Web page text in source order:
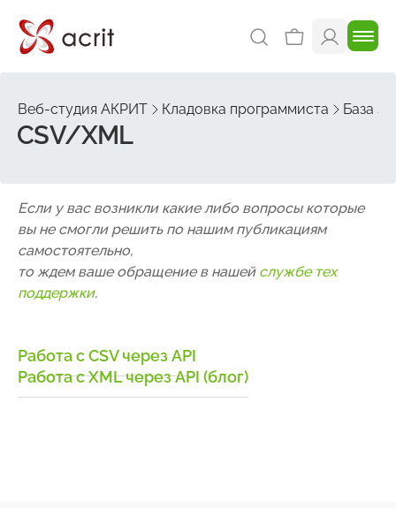
Веб-студия АКРИТ Кладовка программиста База
CSV/XML
Если у вас возникли какие либо вопросы которые
вы не смогли решить по нашим публикациям
самостоятельно,
то ждем ваше обращение в нашей службе тех
поддержки.
Работа с CSV через API
Работа с XML через API (блог)